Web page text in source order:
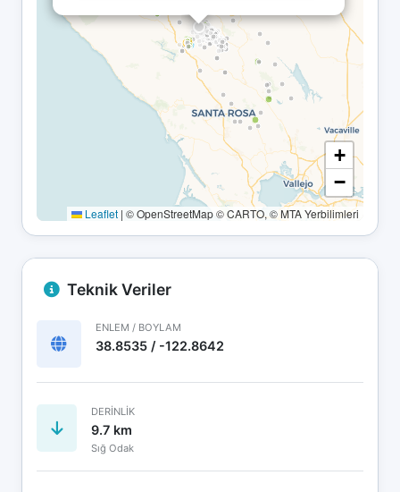
+
−
Leaflet | © OpenStreetMap © CARTO, © MTA Yerbilimleri
Teknik Veriler
ENLEM / BOYLAM
38.8535 / -122.8642
DERINLIK
9.7 km
Sığ Odak